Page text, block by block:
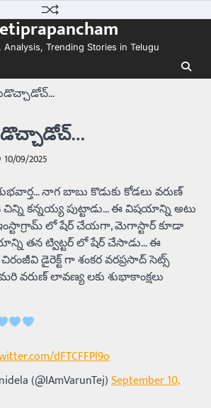
Analysis, Trending Stories in Telugu
10/09/2025
నాగ బాబు కొడుకు కోడలు వరుణ్
కన్నయ్య పుట్టాడు… ఈ విషయాన్ని అటు
లో షేర్ చేయగా, మెగాస్టార్ కూడా
తన ట్విట్టర్ లో షేర్ చేసాడు… ఈ
డైరెక్ట్ గా శంకర వరప్రసాద్ సెట్స్
వరుణ్ లావణ్య లకు శుభాకాంక్షలు
dFTCFFPl9o
(@IAmVarunTej)September 10,